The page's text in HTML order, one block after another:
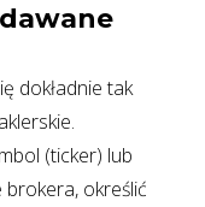
dokładnie tak
(ticker) lub
określić